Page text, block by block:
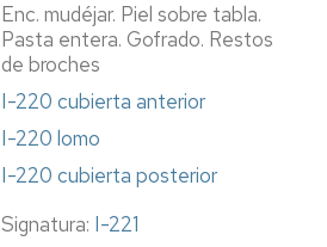
Enc. mudéjar. Piel sobre tabla.
Pasta entera. Gofrado. Restos
de broches
I-220 cubierta anterior
I-220 lomo
I-220 cubierta posterior
Signatura: I-221